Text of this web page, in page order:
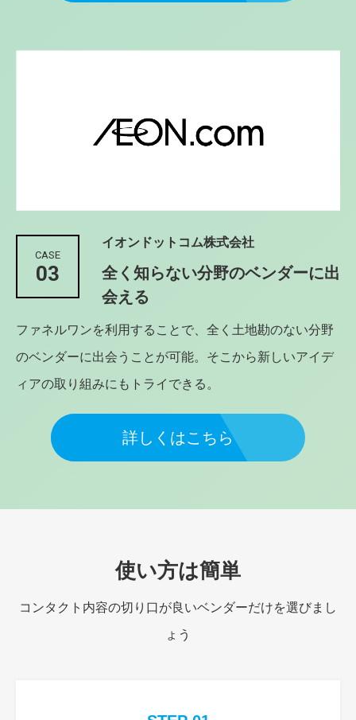
CASE
03
イオンドットコム株式会社
全く知らない分野のベンダーに出
会える
ファネルワンを利用することで、全く土地勘のない分野
のベンダーに出会うことが可能。そこから新しいアイデ
ィアの取り組みにもトライできる。
詳しくはこちら
使い方は簡単
コンタクト内容の切り口が良いベンダーだけを選びまし
ょう